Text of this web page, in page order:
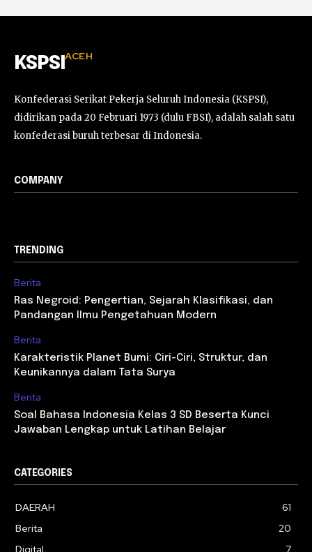
KSPSIACEH
Konfederasi Serikat Pekerja Seluruh Indonesia (KSPSI),
didirikan pada 20 Februari 1973 (dulu FBSI), adalah salah satu
konfederasi buruh terbesar di Indonesia.
COMPANY
TRENDING
Berita
Ras Negroid: Pengertian, Sejarah Klasifikasi, dan
Pandangan Ilmu Pengetahuan Modern
Berita
Karakteristik Planet Bumi: Ciri-Ciri, Struktur, dan
Keunikannya dalam Tata Surya
Berita
Soal Bahasa Indonesia Kelas 3 SD Beserta Kunci
Jawaban Lengkap untuk Latihan Belajar
CATEGORIES
DAERAH
61
Berita
20